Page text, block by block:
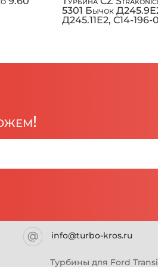
5301 Бычок
Д245.11Е2, C14-196-
info@turbo-kros.ru
Турбины для Ford